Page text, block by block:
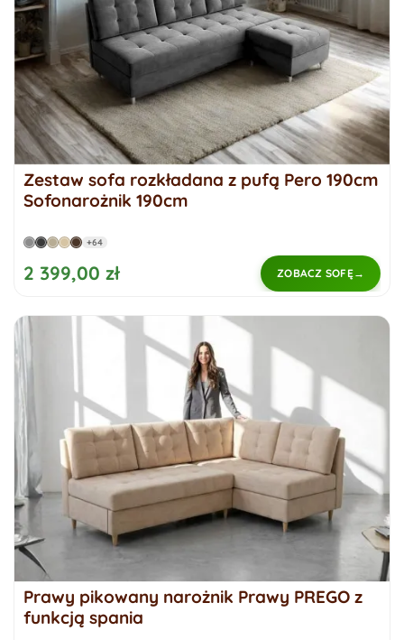
Zestaw sofa rozkładana z pufą Pero 190cm
Sofonarożnik 190cm
+64
2 399,00 zł ZOBACZ SOFĘ
Prawy pikowany narożnik Prawy PREGO z
funkcją spania